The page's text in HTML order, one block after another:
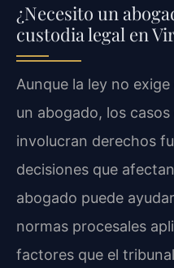
¿Necesito un
custodia legal en
Aunque la ley no
un abogado, los
involucran derechos
decisiones que
abogado puede
normas procesales
factores que el